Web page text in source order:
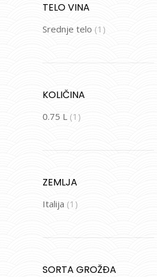
TELO VINA
Srednje telo (1)
KOLIČINA
0.75 L (1)
ZEMLJA
Italija (1)
SORTA GROŽĐA